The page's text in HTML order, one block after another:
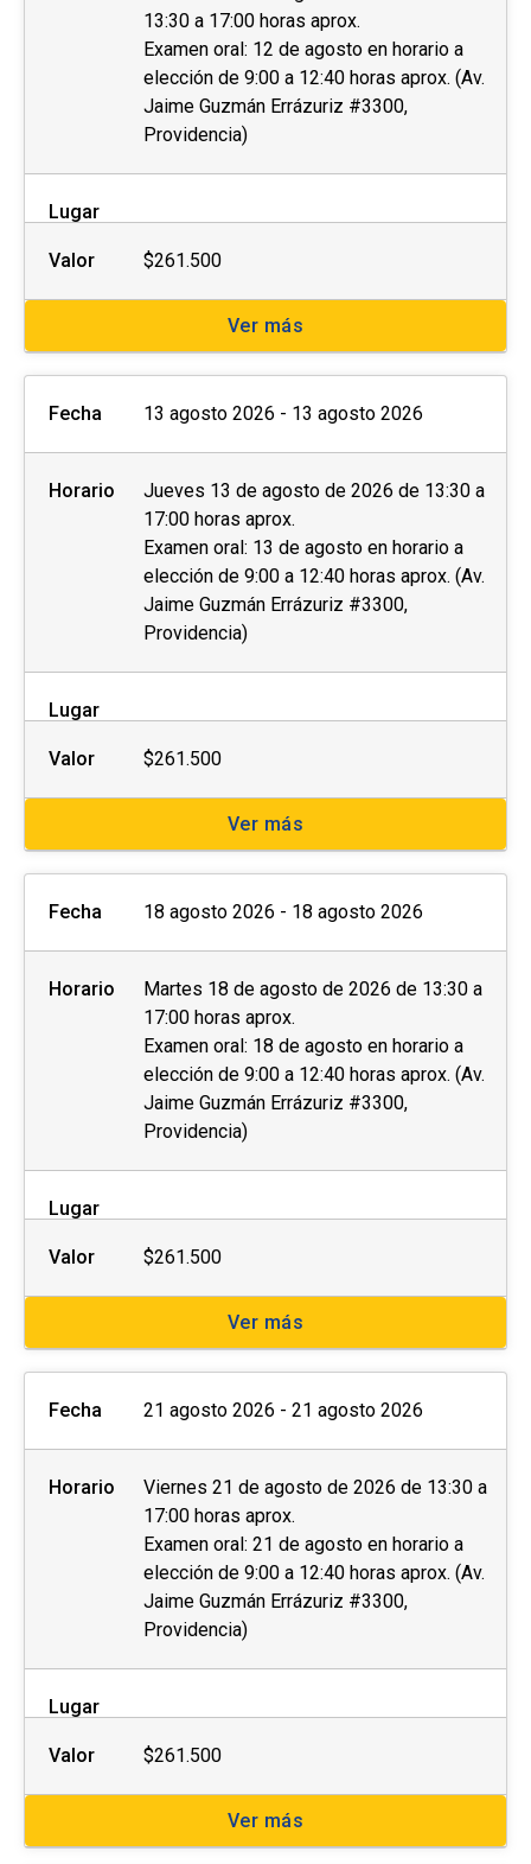
Las personas interesadas deberán completar la
ficha de postulación que se encuentra al costado
derecho de esta página web y enviar los
siguientes documentos al momento de la
postulación o de manera posterior a la
coordinación a cargo:
Fotocopia simple del carnet de identidad por
Otros (preguntar a la unidad)
asistencia adecuadas, invitamos a
(visual o auditiva) u otra, a dar aviso de esto
durante el proceso de postulación.
postular no asegura el cupo, una vez
inscrito o aceptado en el programa se debe
pagar el valor completo de la actividad para
estar matriculado.
importante sobre el proceso de admisión y
matrícula.
13:30 a 17:00 horas aprox.
Examen oral: 12 de agosto en horario a
elección de 9:00 a 12:40 horas aprox. (Av.
Jaime Guzmán Errázuriz #3300,
Providencia)
Lugar
Valor $261.500
Ver más
Fecha 13 agosto 2026 - 13 agosto 2026
Horario
Jueves 13 de agosto de 2026 de 13:30 a
17:00 horas aprox.
Examen oral: 13 de agosto en horario a
elección de 9:00 a 12:40 horas aprox. (Av.
Jaime Guzmán Errázuriz #3300,
Providencia)
Lugar
Valor $261.500
Ver más
Fecha 18 agosto 2026 - 18 agosto 2026
Horario
Martes 18 de agosto de 2026 de 13:30 a
17:00 horas aprox.
Examen oral: 18 de agosto en horario a
elección de 9:00 a 12:40 horas aprox. (Av.
Jaime Guzmán Errázuriz #3300,
Providencia)
Lugar
Valor $261.500
Ver más
Fecha 21 agosto 2026 - 21 agosto 2026
Horario
Viernes 21 de agosto de 2026 de 13:30 a
17:00 horas aprox.
Examen oral: 21 de agosto en horario a
elección de 9:00 a 12:40 horas aprox. (Av.
Jaime Guzmán Errázuriz #3300,
Providencia)
Lugar
Valor $261.500
Ver más